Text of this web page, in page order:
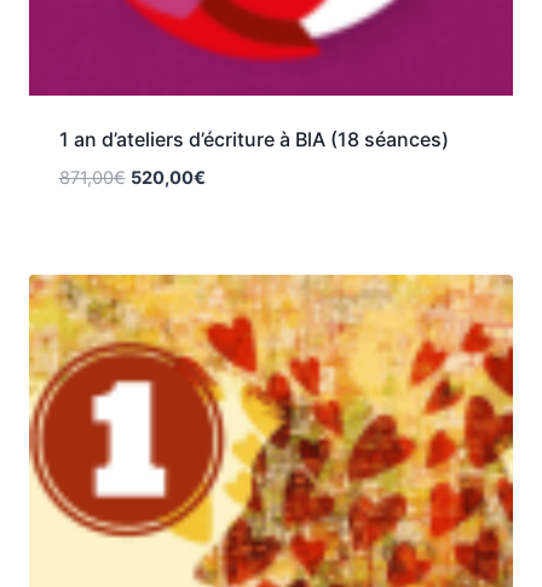
1 an d’ateliers d’écriture à BlA (18 séances)
871,00€ 520,00€